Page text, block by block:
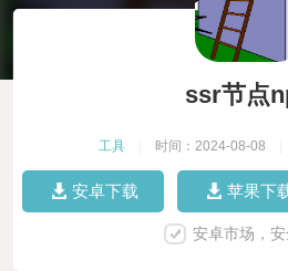
ssr节点
工具 时间：2024-08-08
安卓下载 苹果下
安卓市场，